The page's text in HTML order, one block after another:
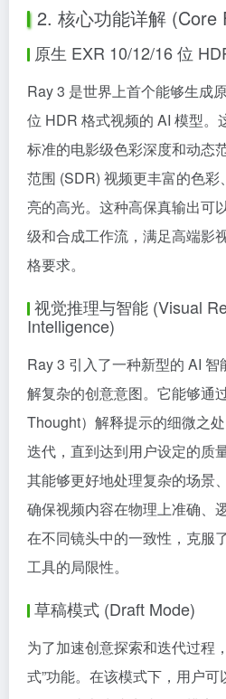
2. 核心功能详解 (Core
原生 EXR 10/12/16 位
Ray 3 是世界上首个能够生成
位 HDR 格式视频的 AI 模型。
标准的电影级色彩深度和动态
范围 (SDR) 视频更丰富的色
亮的高光。这种高保真输出可
级和合成工作流，满足高端影
格要求。
视觉推理与智能 (Visual
Intelligence)
Ray 3 引入了一种新型的 AI 智
解复杂的创意意图。它能够通
Thought）解释提示的细微之
迭代，直到达到用户设定的质
其能够更好地处理复杂的场景
确保视频内容在物理上准确、
在不同镜头中的一致性，克服
工具的局限性。
草稿模式 (Draft Mode)
为了加速创意探索和迭代过程
式”功能。在该模式下，用户